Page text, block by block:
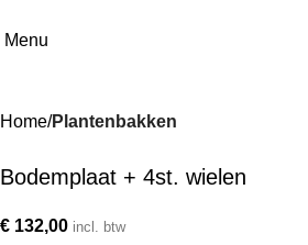
Menu
Home Plantenbakken
Bodemplaat + 4st. wielen
€ 132,00 incl. btw